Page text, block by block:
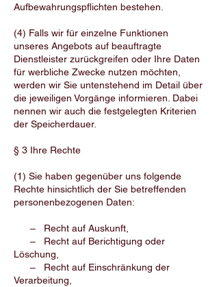
Aufbewahrungspflichten bestehen.
(4) Falls wir für einzelne Funktionen
unseres Angebots auf beauftragte
Dienstleister zurückgreifen oder Ihre Daten
für werbliche Zwecke nutzen möchten,
werden wir Sie untenstehend im Detail über
die jeweiligen Vorgänge informieren. Dabei
nennen wir auch die festgelegten Kriterien
der Speicherdauer.
§ 3 Ihre Rechte
(1) Sie haben gegenüber uns folgende
Rechte hinsichtlich der Sie betreffenden
personenbezogenen Daten:
– Recht auf Auskunft,
– Recht auf Berichtigung oder
Löschung,
– Recht auf Einschränkung der
Verarbeitung,